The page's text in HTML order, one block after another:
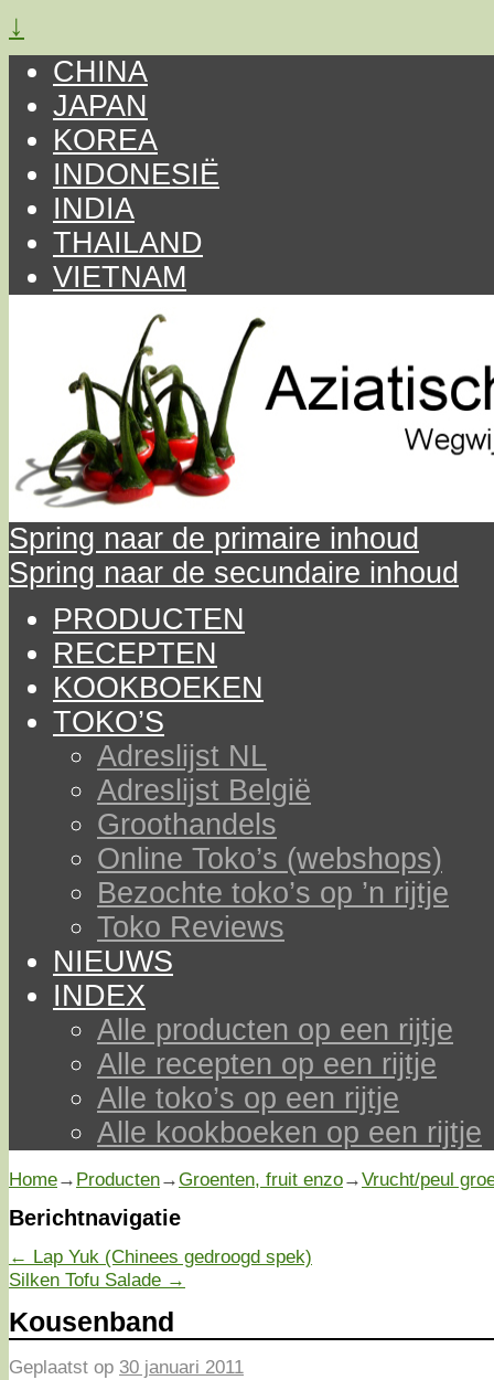
↓
CHINA
JAPAN
KOREA
INDONESIË
INDIA
THAILAND
VIETNAM
Spring naar de primaire inhoud
Spring naar de secundaire inhoud
PRODUCTEN
RECEPTEN
KOOKBOEKEN
TOKO’S
Adreslijst NL
Adreslijst België
Groothandels
Online Toko’s (webshops)
Bezochte toko’s op ’n rijtje
Toko Reviews
NIEUWS
INDEX
Alle producten op een rijtje
Alle recepten op een rijtje
Alle toko’s op een rijtje
Alle kookboeken op een rijtje
Home→ Producten→Groenten, fruit enzo→Vrucht/peul
Berichtnavigatie
← Lap Yuk (Chinees gedroogd spek)
Silken Tofu Salade →
Kousenband
Geplaatst op 30 januari 2011